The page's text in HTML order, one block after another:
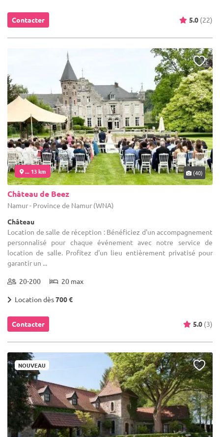
Contacter 5.0 (22)
... 13 km (40)
Château de Beez
Namur - Province de Namur (WNA)
Château
Location de salle de réception : Bénéficiez d'un accompagnement
personnalisé pour chaque événement avec notre service de
location de salle. Profitez d'un lieu entièrement privatisé pour
garantir un ...
20-200 20 max
Location dès700 €
Contacter 5.0 (3)
NOUVEAU